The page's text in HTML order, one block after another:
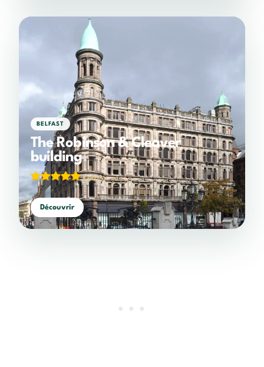
BELFAST
The Robinson & Cleaver
building
5,00/5(1 votes)
Découvrir